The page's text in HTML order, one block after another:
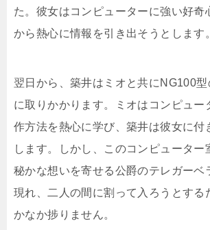
た。彼女はコンピューターに強い好奇
から熱心に情報を引き出そうとします。
翌日から、築井はミオと共にNG100
に取りかかります。ミオはコンピュー
作方法を熱心に学び、築井は彼女に付
します。しかし、このコンピューター
秘かな想いを寄せる公爵のテレガーベ
現れ、二人の間に割って入ろうとする
かなか捗りません。